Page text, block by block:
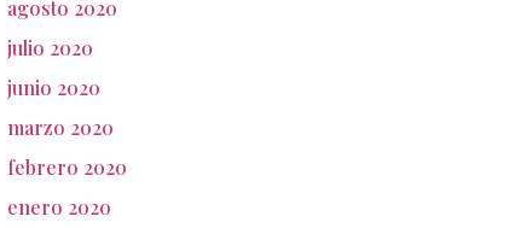
agosto 2020
julio 2020
junio 2020
marzo 2020
febrero 2020
enero 2020